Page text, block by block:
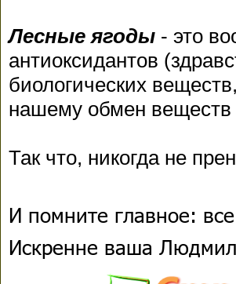
Лесные ягоды - это
антиоксидантов
биологических
нашему обмен веществ
Так что, никогда не
И помните главное:
Искренне ваша